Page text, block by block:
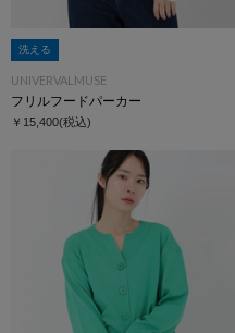
洗える
UNIVERVALMUSE
フリルフードパーカー
￥15,400(税込)